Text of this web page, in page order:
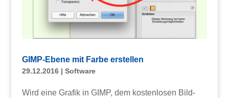
GIMP-Ebene mit Farbe erstellen
29.12.2016| Software
Wird eine Grafik in GIMP, dem kostenlosen Bild-